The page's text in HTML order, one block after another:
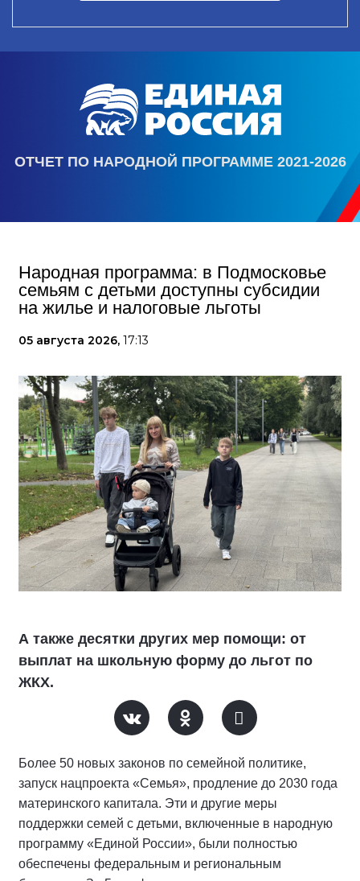
ОТЧЕТ ПО НАРОДНОЙ ПРОГРАММЕ 2021-2026
Народная программа: в Подмосковье
семьям с детьми доступны субсидии
на жилье и налоговые льготы
05 августа 2026, 17:13
А также десятки других мер помощи: от
выплат на школьную форму до льгот по
ЖКХ.
Более 50 новых законов по семейной политике,
запуск нацпроекта «Семья», продление до 2030 года
материнского капитала. Эти и другие меры
поддержки семей с детьми, включенные в народную
программу «Единой России», были полностью
обеспечены федеральным и региональным